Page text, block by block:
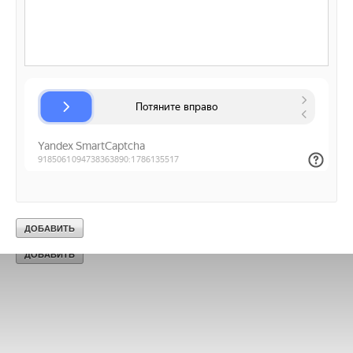
Текст комментария